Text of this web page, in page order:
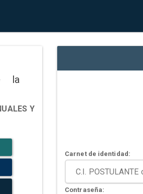
la
Y
Carnet de identidad:
Contraseña: